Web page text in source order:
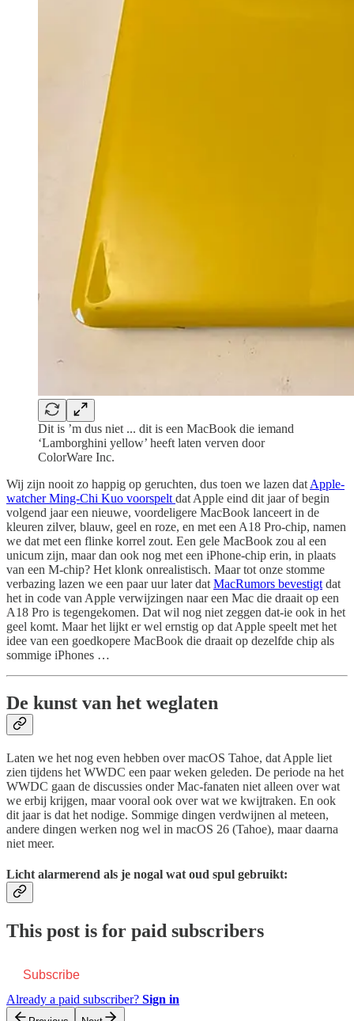
Dit is ’m dus niet ... dit is een MacBook die iemand
‘Lamborghini yellow’ heeft laten verven door
ColorWare Inc.
Wij zijn nooit zo happig op geruchten, dus toen we lazen dat Apple-
watcher Ming-Chi Kuo voorspelt dat Apple eind dit jaar of begin
volgend jaar een nieuwe, voordeligere MacBook lanceert in de
kleuren zilver, blauw, geel en roze, en met een A18 Pro-chip, namen
we dat met een flinke korrel zout. Een gele MacBook zou al een
unicum zijn, maar dan ook nog met een iPhone-chip erin, in plaats
van een M-chip? Het klonk onrealistisch. Maar tot onze stomme
verbazing lazen we een paar uur later dat MacRumors bevestigt dat
het in code van Apple verwijzingen naar een Mac die draait op een
A18 Pro is tegengekomen. Dat wil nog niet zeggen dat-ie ook in het
geel komt. Maar het lijkt er wel ernstig op dat Apple speelt met het
idee van een goedkopere MacBook die draait op dezelfde chip als
sommige iPhones …
De kunst van het weglaten
Laten we het nog even hebben over macOS Tahoe, dat Apple liet
zien tijdens het WWDC een paar weken geleden. De periode na het
WWDC gaan de discussies onder Mac-fanaten niet alleen over wat
we erbij krijgen, maar vooral ook over wat we kwijtraken. En ook
dit jaar is dat het nodige. Sommige dingen verdwijnen al meteen,
andere dingen werken nog wel in macOS 26 (Tahoe), maar daarna
niet meer.
Licht alarmerend als je nogal wat oud spul gebruikt:
This post is for paid subscribers
Subscribe
Already a paid subscriber? Sign in